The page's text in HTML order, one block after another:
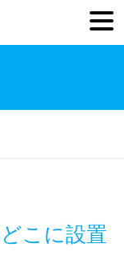
こに設置